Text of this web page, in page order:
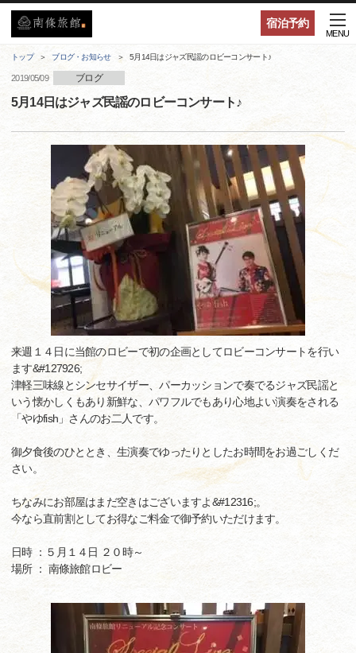
宿泊予約
MENU
トップ ブログ・お知らせ 5月14日はジャズ民謡のロビーコンサート♪
2019/05/09 ブログ
5月14日はジャズ民謡のロビーコンサート♪
来週１４日に当館のロビーで初の企画としてロビーコンサートを行い
ます&#127926;
津軽三味線とシンセサイザー、パーカッションで奏でるジャズ民謡と
いう懐かしくもあり新鮮な、パワフルでもあり心地よい演奏をされる
「やゆfish」さんのお二人です。
御夕食後のひととき、生演奏でゆったりとしたお時間をお過ごしくだ
さい。
ちなみにお部屋はまだ空きはございますよ&#12316;。
今なら直前割としてお得なご料金で御予約いただけます。
日時 ：５月１４日 ２０時～
場所 ： 南條旅館ロビー